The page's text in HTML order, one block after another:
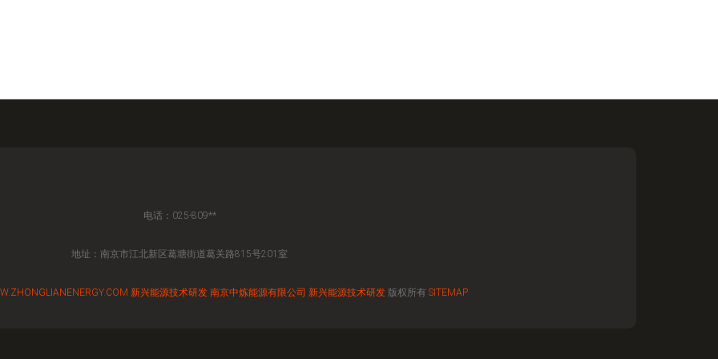
电话：025-809**
地址：南京市江北新区葛塘街道葛关路815号201室
新兴能源技术研发 南京中炼能源有限公司 新兴能源技术研发 版权所有 SITEMAP